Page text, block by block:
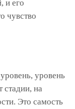
и его
чувство
уровень
стадии, на
Это самость